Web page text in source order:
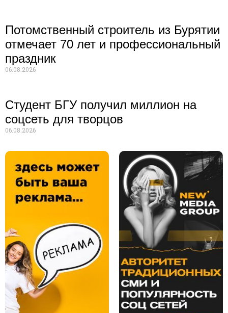
Потомственный строитель из Бурятии
отмечает 70 лет и профессиональный
праздник
06.08.2026
Студент БГУ получил миллион на
соцсеть для творцов
06.08.2026